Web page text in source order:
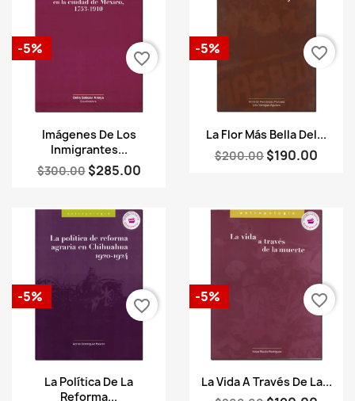
Vista rápida
Imágenes De Los
Inmigrantes...
$300.00 $285.00
-5%
favorite_border
Vista rápida
La Flor Más Bella Del...
$200.00 $190.00
-5% favorite_border
Vista rápida
La Política De La
Reforma...
-5%
favorite_border
Vista rápida
La Vida A Través De La...
-5% favorite_border